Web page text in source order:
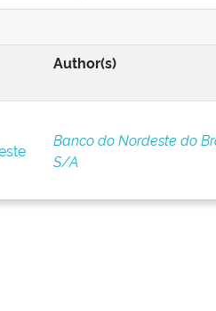
Author(s)
Banco do Nordeste do
S/A